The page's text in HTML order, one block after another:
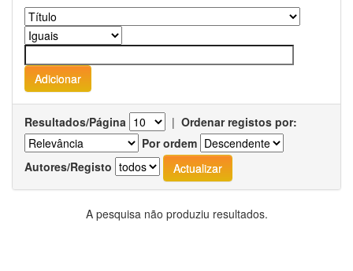
Resultados/Página | Ordenar registos por:
Por ordem
Autores/Registo
A pesquisa não produziu resultados.